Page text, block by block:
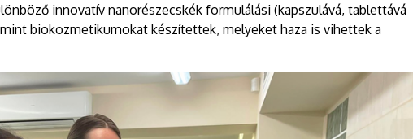
innovatív nanorészecskék formulálási (kapszulává, tablettává
biokozmetikumokat készítettek, melyeket haza is vihettek a